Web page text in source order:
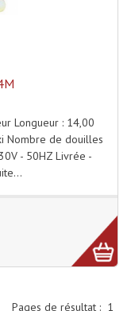
Longueur : 14,00
Nombre de douilles
- 50HZ Livrée -
Pages de résultat : 1